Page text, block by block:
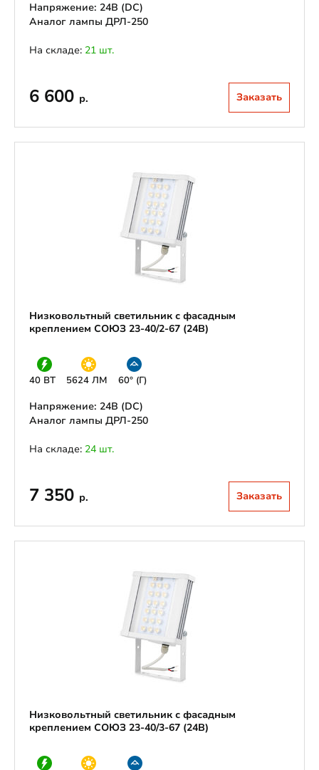
Напряжение: 24В (DС)
Аналог лампы ДРЛ-250
На складе: 21 шт.
6 600 р. Заказать
Низковольтный светильник с фасадным
креплением СОЮЗ 23-40/2-67 (24В)
40 ВТ 5624 ЛМ 60° (Г)
Напряжение: 24В (DС)
Аналог лампы ДРЛ-250
На складе: 24 шт.
7 350 р. Заказать
Низковольтный светильник с фасадным
креплением СОЮЗ 23-40/3-67 (24В)